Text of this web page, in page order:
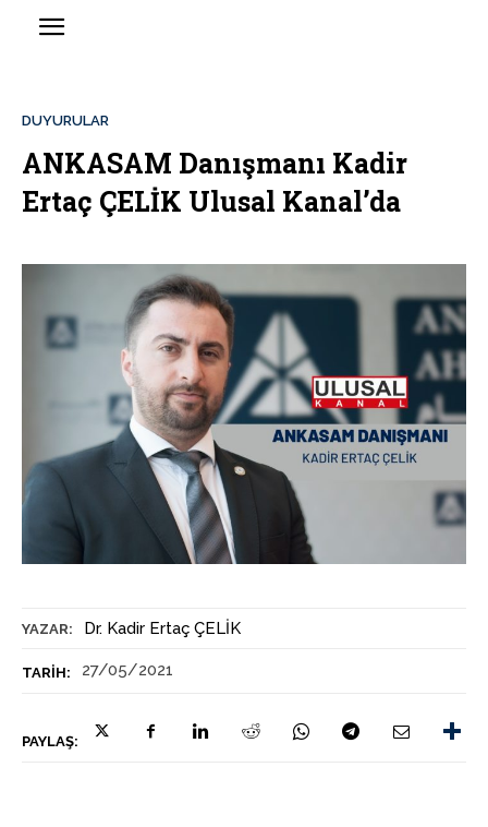
YAZAR: Dr. Kadir Ertaç ÇELİK
TARIH: 27/05/2021
PAYLAŞ:
DUYURULAR
ANKASAM Danışmanı Kadir
Ertaç ÇELİK Ulusal Kanal’da